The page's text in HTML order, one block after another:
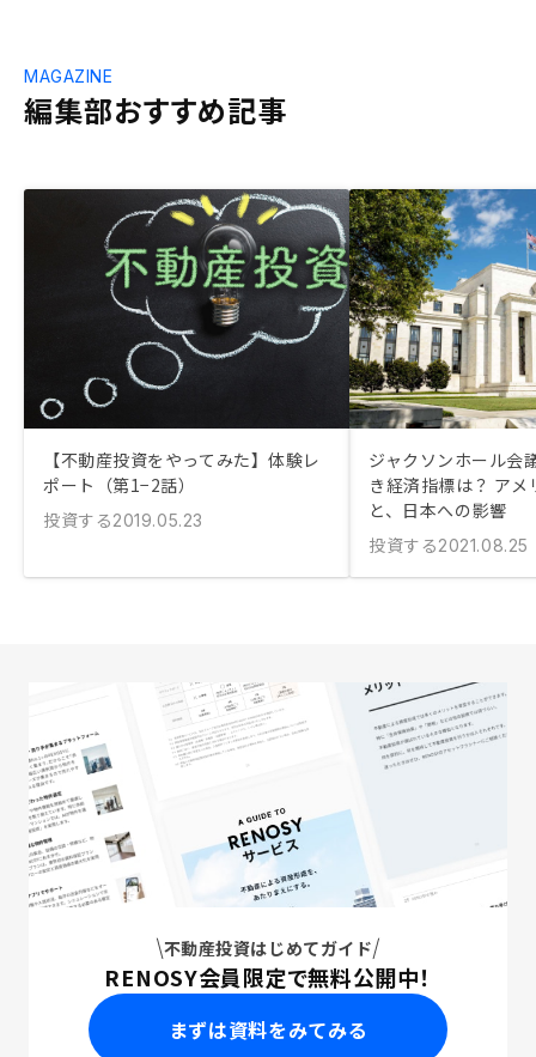
編集部おすすめ記事
MAGAZINE
【不動産投資をやってみた】体験レ
ポート（第1−2話）
投資する2019.05.23
ジャクソンホール会
き経済指標は？ ア
と、日本への影響
投資する2021.08.25
不動産投資はじめてガイド
RENOSY会員限定で無料公開中！
まずは資料をみてみる